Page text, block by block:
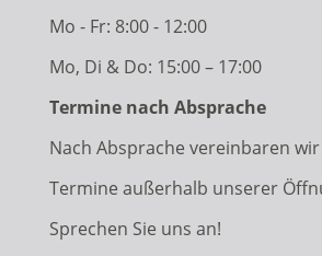
Mo - Fr: 8:00 - 12:00
Mo, Di & Do: 15:00 – 17:00
Termine nach Absprache
Nach Absprache vereinbaren
Termine außerhalb unserer
Sprechen Sie uns an!